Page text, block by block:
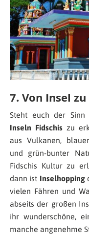
7. Von Insel
Steht euch der
Inseln Fidschis zu
aus Vulkanen,
und grün-bunter
Fidschis Kultur zu
dann ist Inselhopping
vielen Fähren und
abseits der großen
ihr wunderschöne,
manche angenehme